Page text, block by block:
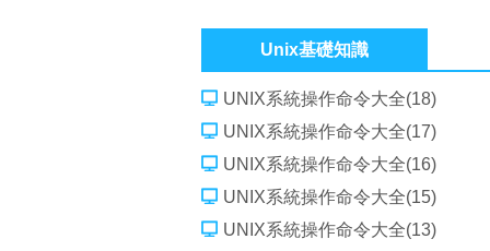
Unix基礎知識
UNIX系統操作命令大全(18)
UNIX系統操作命令大全(17)
UNIX系統操作命令大全(16)
UNIX系統操作命令大全(15)
UNIX系統操作命令大全(13)